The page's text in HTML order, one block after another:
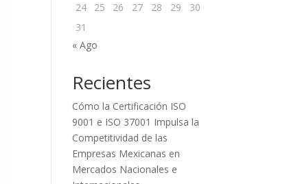
24
25 26 27 28 29
30
31
« Ago
Recientes
Cómo la Certificación ISO
9001 e ISO 37001 Impulsa la
Competitividad de las
Empresas Mexicanas en
Mercados Nacionales e